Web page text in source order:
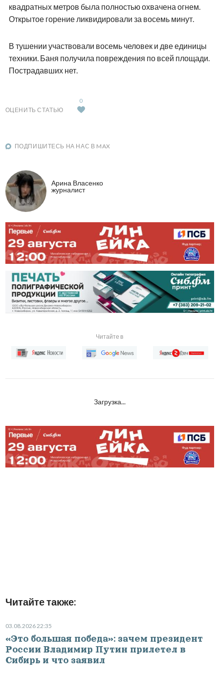
квадратных метров была полностью охвачена огнем.
Открытое горение ликвидировали за восемь минут.
В тушении участвовали восемь человек и две единицы
техники. Баня получила повреждения по всей площади.
Пострадавших нет.
ОЦЕНИТЬ СТАТЬЮ
0
ПОДПИШИТЕСЬ НА НАС В MAX
Арина Власенко
журналист
Читайте в
Загрузка...
Читайте также:
03.08.2026 22:35
«Это большая победа»: зачем президент
России Владимир Путин прилетел в
Сибирь и что заявил